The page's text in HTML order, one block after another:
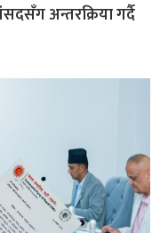
अन्तरक्रिया गर्दै